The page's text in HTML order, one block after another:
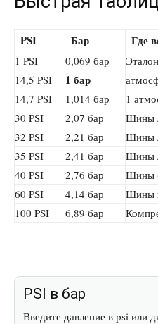
PSI Бар Где
1 PSI 0,069 бар
Эталон
14,5 PSI
1 бар
14,7 PSI
1,014 бар
1
30 PSI
2,07 бар
Шины
32 PSI
2,21 бар
Шины
35 PSI
2,41 бар
Шины
40 PSI
2,76 бар
Шины
60 PSI
4,14 бар
Шины
100 PSI
6,89 бар
PSI в бар
Введите давление в psi или